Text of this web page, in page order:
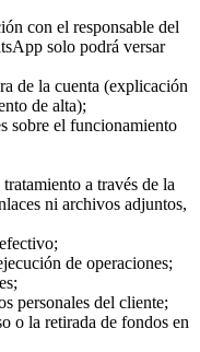
con el responsable del
solo podrá versar
de la cuenta (explicación
de alta);
sobre el funcionamiento
a través de la
ni archivos adjuntos,
de operaciones;
personales del cliente;
o la retirada de fondos en